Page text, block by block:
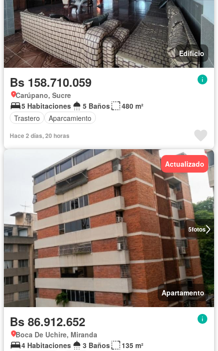
Edificio
Bs 158.710.059
Carúpano, Sucre
5 Habitaciones
5 Baños
480 m²
Trastero
Aparcamiento
Hace 2 días, 20 horas
5fotos
Actualizado
Apartamento
Bs 86.912.652
Boca De Uchire, Miranda
4 Habitaciones
3 Baños
135 m²